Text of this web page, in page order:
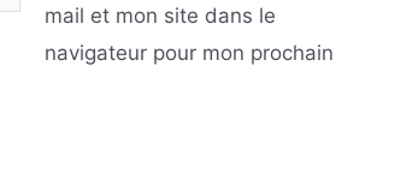
mail et mon site dans le
navigateur pour mon prochain